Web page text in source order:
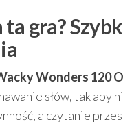
ta gra?
Wonders 120
słów, tak aby
a czytanie